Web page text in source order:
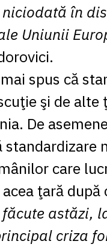
în
Uniunii
spus că
şi de alte
De
care
ţară
astăzi,
criza